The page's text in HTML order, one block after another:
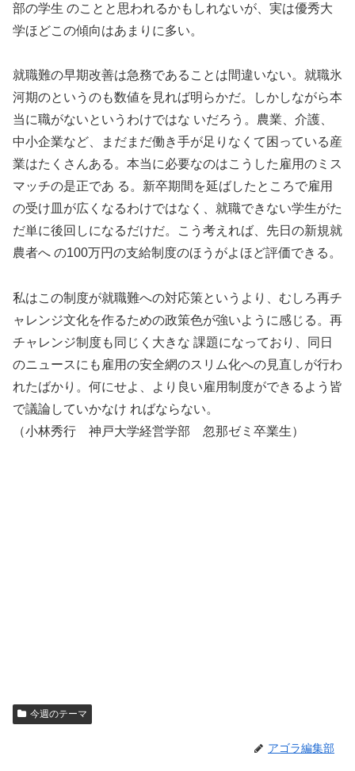
部の学生 のことと思われるかもしれないが、実は優秀大
学ほどこの傾向はあまりに多い。
就職難の早期改善は急務であることは間違いない。就職氷
河期のというのも数値を見れば明らかだ。しかしながら本
当に職がないというわけではな いだろう。農業、介護、
中小企業など、まだまだ働き手が足りなくて困っている産
業はたくさんある。本当に必要なのはこうした雇用のミス
マッチの是正であ る。新卒期間を延ばしたところで雇用
の受け皿が広くなるわけではなく、就職できない学生がた
だ単に後回しになるだけだ。こう考えれば、先日の新規就
農者へ の100万円の支給制度のほうがよほど評価できる。
私はこの制度が就職難への対応策というより、むしろ再チ
ャレンジ文化を作るための政策色が強いように感じる。再
チャレンジ制度も同じく大きな 課題になっており、同日
のニュースにも雇用の安全網のスリム化への見直しが行わ
れたばかり。何にせよ、より良い雇用制度ができるよう皆
で議論していかなけ ればならない。
（小林秀行 神戸大学経営学部 忽那ゼミ卒業生）
今週のテーマ
アゴラ編集部